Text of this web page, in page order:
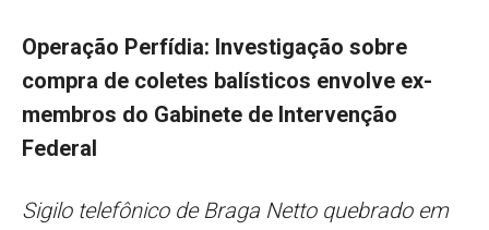
Operação Perfídia: Investigação sobre
compra de coletes balísticos envolve ex-
membros do Gabinete de Intervenção
Federal
Sigilo telefônico de Braga Netto quebrado em